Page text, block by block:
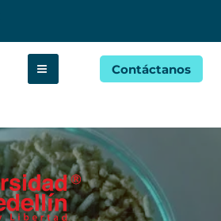
Contáctanos